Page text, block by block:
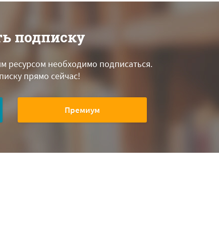
подписку
ресурсом необходимо подписаться.
прямо сейчас!
Премиум